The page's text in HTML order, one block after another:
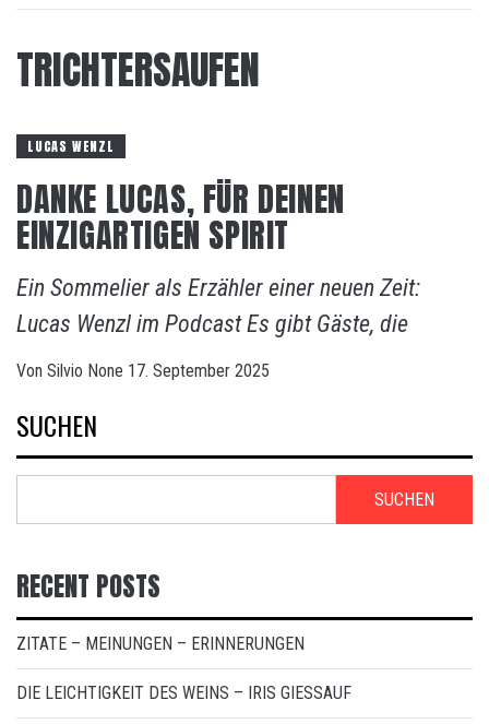
TRICHTERSAUFEN
LUCAS WENZL
DANKE LUCAS, FÜR DEINEN
EINZIGARTIGEN SPIRIT
Ein Sommelier als Erzähler einer neuen Zeit:
Lucas Wenzl im Podcast Es gibt Gäste, die
Von Silvio None 17. September 2025
SUCHEN
SUCHEN
RECENT POSTS
ZITATE – MEINUNGEN – ERINNERUNGEN
DIE LEICHTIGKEIT DES WEINS – IRIS GIESSAUF